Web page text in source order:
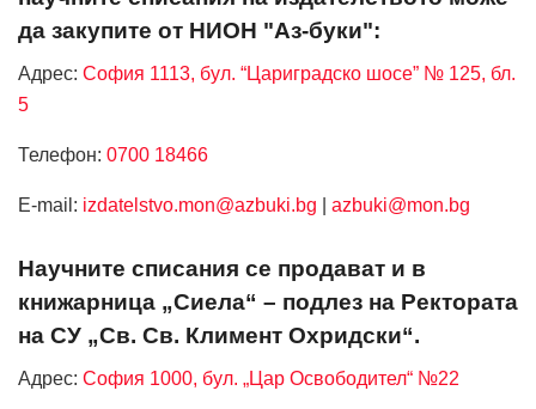
да закупите от НИОН "Аз-буки":
Адрес: София 1113, бул. “Цариградско шосе” № 125, бл.
5
Телефон: 0700 18466
Е-mail: izdatelstvo.mon@azbuki.bg azbuki@mon.bg
Научните списания се продават и в
книжарница „Сиела“ – подлез на Ректората
на СУ „Св. Св. Климент Охридски“.
Адрес: София 1000, бул. „Цар Освободител“ №22